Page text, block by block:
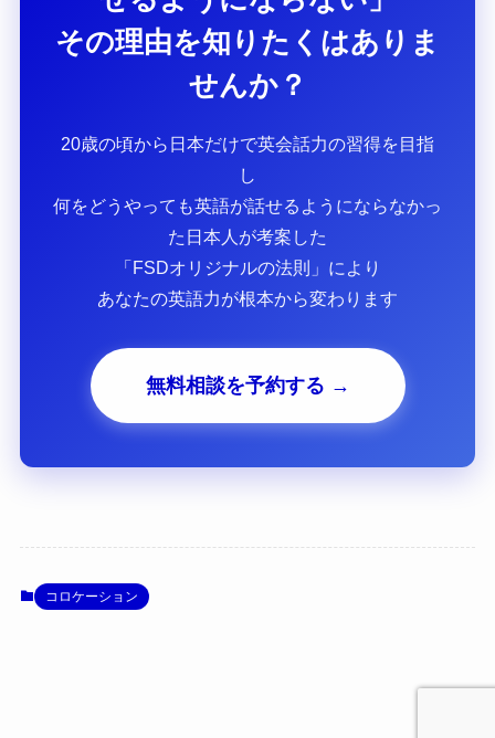
その理由を知りたくはありま
せんか？
20歳の頃から日本だけで英会話力の習得を目指
し
何をどうやっても英語が話せるようにならなかっ
た日本人が考案した
「FSDオリジナルの法則」により
あなたの英語力が根本から変わります
無料相談を予約する →
コロケーション